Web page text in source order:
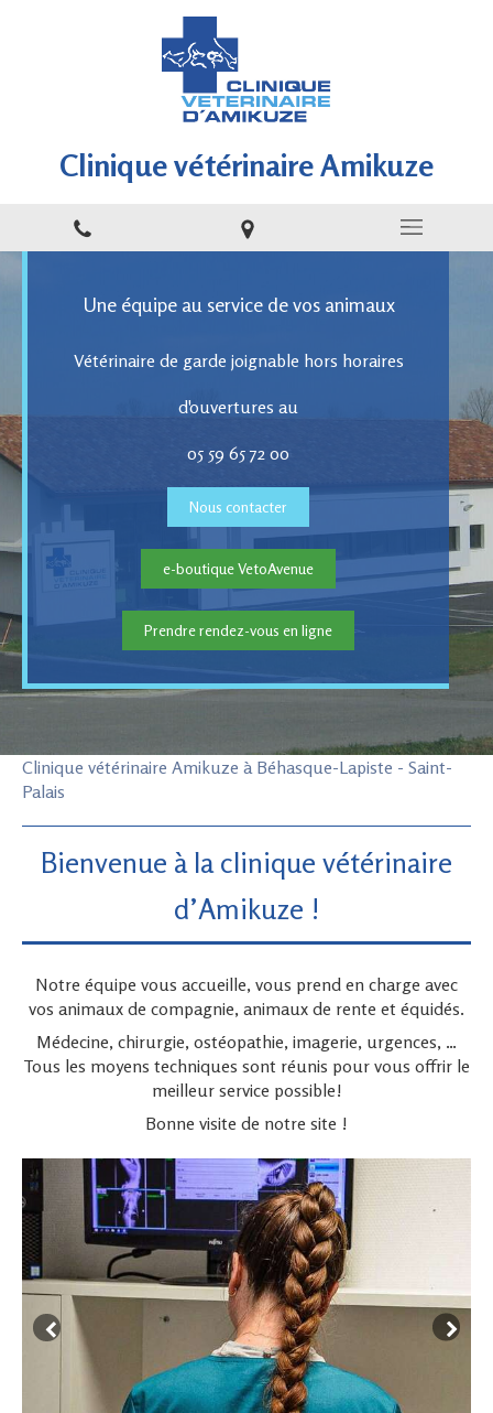
Clinique vétérinaire Amikuze
Une équipe au service de vos animaux
Vétérinaire de garde joignable hors horaires
d'ouvertures au
05 59 65 72 00
Nous contacter
e-boutique VetoAvenue
Prendre rendez-vous en ligne
Clinique vétérinaire Amikuze à Béhasque-Lapiste - Saint-
Palais
Bienvenue à la clinique vétérinaire
d’Amikuze !
Notre équipe vous accueille, vous prend en charge avec
vos animaux de compagnie, animaux de rente et équidés.
Médecine, chirurgie, ostéopathie, imagerie, urgences, …
Tous les moyens techniques sont réunis pour vous offrir le
meilleur service possible!
Bonne visite de notre site !